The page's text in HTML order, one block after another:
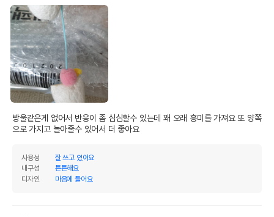
방울같은게 없어서 반응이 좀 심심할수 있는데 꽤 오래 흥미를 가져요 또 양쪽
으로 가지고 놀아줄수 있어서 더 좋아요
사용성
잘 쓰고 있어요
내구성
튼튼해요
디자인
마음에 들어요